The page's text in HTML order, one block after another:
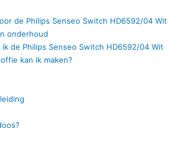
de Philips Senseo Switch HD6592/04 Wit
onderhoud
de Philips Senseo Switch HD6592/04 Wit
kan ik maken?